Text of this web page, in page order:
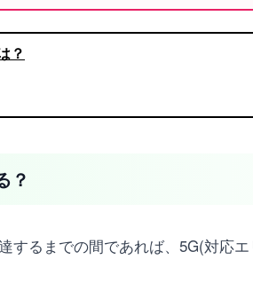
？
？
るまでの間であれば、5G(対応